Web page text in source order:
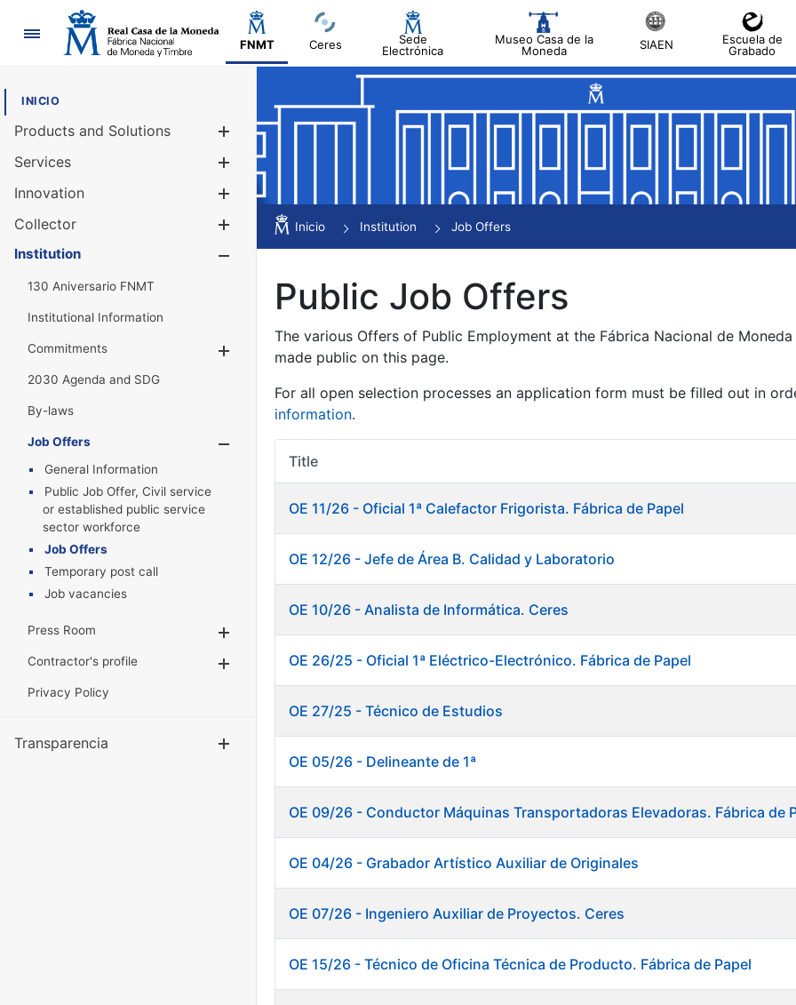
Navigation
FNMT Ceres
Sede
Electrónica
Museo Casa de la
Moneda
SIAEN
Escuela de
Grabado
INICIO
Products and Solutions
Services
Innovation
Collector
Show/Hide
Institution
130 Aniversario FNMT
Institutional Information
Commitments
Show/Hide
2030 Agenda and SDG
By-laws
Job Offers
Show/Hide
General Information
Public Job Offer, Civil service
or established public service
sector workforce
Job Offers
Temporary post call
Job vacancies
Press Room
Show/Hide
Contractor's profile
Show/Hide
Privacy Policy
Transparencia
Inicio Institution Job Offers
Public Job Offers
The various Offers of Public Employment at the Fábrica Nacional de
made public on this page.
For all open selection processes an application form must be filled out in
information.
Title
OE 11/26 - Oficial 1ª Calefactor Frigorista. Fábrica de Papel
OE 12/26 - Jefe de Área B. Calidad y Laboratorio
OE 10/26 - Analista de Informática. Ceres
OE 26/25 - Oficial 1ª Eléctrico-Electrónico. Fábrica de Papel
OE 27/25 - Técnico de Estudios
OE 05/26 - Delineante de 1ª
OE 09/26 - Conductor Máquinas Transportadoras Elevadoras. Fábrica de
OE 04/26 - Grabador Artístico Auxiliar de Originales
OE 07/26 - Ingeniero Auxiliar de Proyectos. Ceres
OE 15/26 - Técnico de Oficina Técnica de Producto. Fábrica de Papel